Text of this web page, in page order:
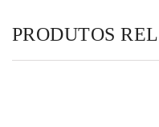
PRODUTOS